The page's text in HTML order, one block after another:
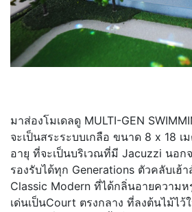
มาส่องโมเดลดู MULTI-GEN
จะเป็นสระระบบเกลือ ขนาด 8 x 18 เ
อายุ ที่จะเป็นบริเวณที่มี Jacuzzi นอก
รองรับได้ทุก Generations ตัวคลับเฮ้
Classic Modern ที่ได้กลิ่นอายความ
เด่นเป็นCourt ตรงกลาง ที่ลงต้นไม้ไว้